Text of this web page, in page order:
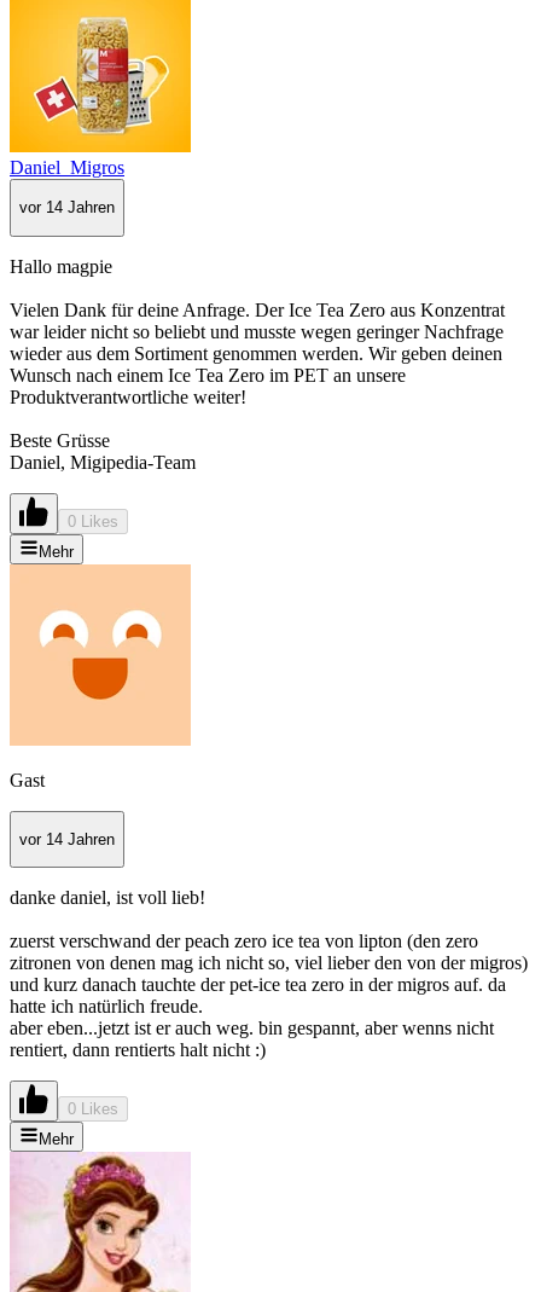
Daniel_Migros
vor 14 Jahren
Hallo magpie
Vielen Dank für deine Anfrage. Der Ice Tea Zero aus Konzentrat
war leider nicht so beliebt und musste wegen geringer Nachfrage
wieder aus dem Sortiment genommen werden. Wir geben deinen
Wunsch nach einem Ice Tea Zero im PET an unsere
Produktverantwortliche weiter!
Beste Grüsse
Daniel, Migipedia-Team
0 Likes
Mehr
Gast
vor 14 Jahren
danke daniel, ist voll lieb!
zuerst verschwand der peach zero ice tea von lipton (den zero
zitronen von denen mag ich nicht so, viel lieber den von der migros)
und kurz danach tauchte der pet-ice tea zero in der migros auf. da
hatte ich natürlich freude.
aber eben...jetzt ist er auch weg. bin gespannt, aber wenns nicht
rentiert, dann rentierts halt nicht :)
0 Likes
Mehr